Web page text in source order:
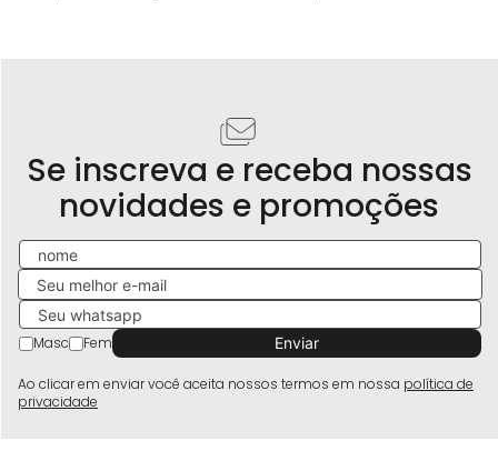
Se inscreva e receba nossas
novidades e promoções
Masc Fem
Ao clicar em enviar você aceita nossos termos em nossa política de
privacidade